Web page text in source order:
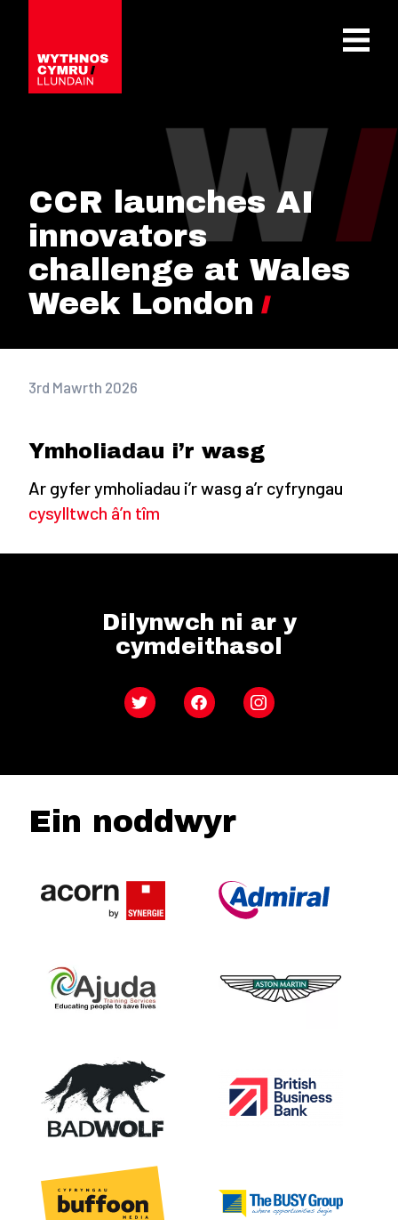
OPEN
CCR launches AI
innovators
challenge at Wales
Week London
3rd Mawrth 2026
Ymholiadau i’r wasg
Ar gyfer ymholiadau i’r wasg a’r cyfryngau
cysylltwch â’n tîm
Dilynwch ni ar y
cymdeithasol
Twitter FacebookInstagram
Ein noddwyr